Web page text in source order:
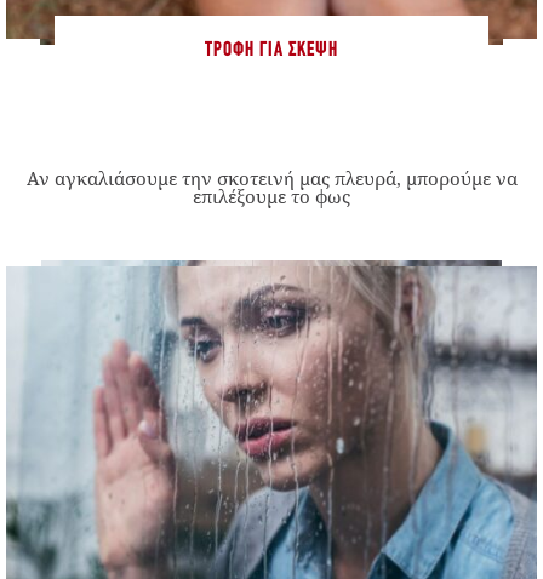
ΤΡΟΦΉ ΓΙΑ ΣΚΈΨΗ
Αν αγκαλιάσουμε την σκοτεινή μας πλευρά, μπορούμε να
επιλέξουμε το φως